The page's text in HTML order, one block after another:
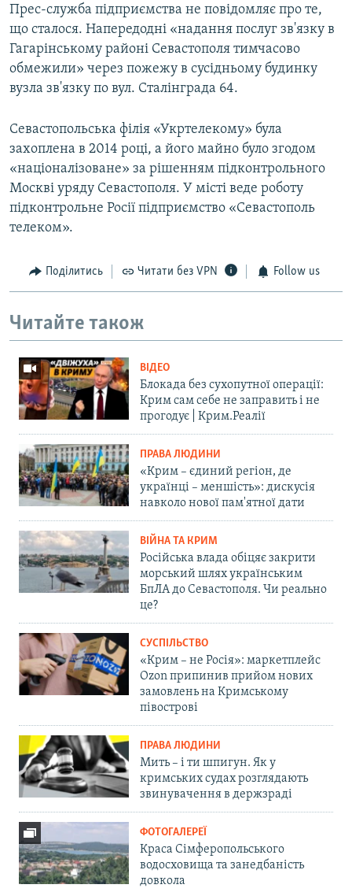
Прес-служба підприємства не повідомляє про те,
що сталося. Напередодні «надання послуг зв'язку в
Гагарінському районі Севастополя тимчасово
обмежили» через пожежу в сусідньому будинку
вузла зв'язку по вул. Сталінграда 64.
Севастопольська філія «Укртелекому» була
захоплена в 2014 році, а його майно було згодом
«націоналізоване» за рішенням підконтрольного
Москві уряду Севастополя. У місті веде роботу
підконтрольне Росії підприємство «Севастополь
телеком».
Поділитись Читати без VPN Follow us
Читайте також
ВІДЕО
Блокада без сухопутної операції:
Крим сам себе не заправить і не
прогодує | Крим.Реалії
ПРАВА ЛЮДИНИ
«Крим – єдиний регіон, де
українці – меншість»: дискусія
навколо нової пам'ятної дати
ВІЙНА ТА КРИМ
Російська влада обіцяє закрити
морський шлях українським
БпЛА до Севастополя. Чи реально
це?
СУСПІЛЬСТВО
«Крим – не Росія»: маркетплейс
Ozon припинив прийом нових
замовлень на Кримському
півострові
ПРАВА ЛЮДИНИ
Мить – і ти шпигун. Як у
кримських судах розглядають
звинувачення в держзраді
ФОТОГАЛЕРЕЇ
Краса Сімферопольського
водосховища та занедбаність
довкола